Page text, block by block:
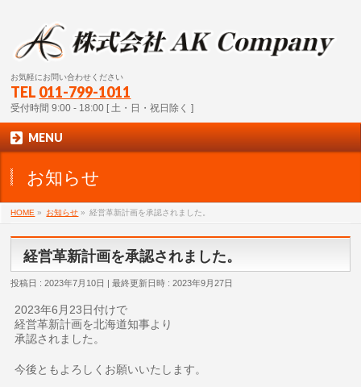
お気軽にお問い合わせください
TEL 011-799-1011
受付時間 9:00 - 18:00 [ 土・日・祝日除く ]
MENU
お知らせ
HOME » お知らせ » 経営革新計画を承認されました。
経営革新計画を承認されました。
投稿日 : 2023年7月10日 最終更新日時 : 2023年9月27日
2023年6月23日付けで
経営革新計画を北海道知事より
承認されました。
今後ともよろしくお願いいたします。